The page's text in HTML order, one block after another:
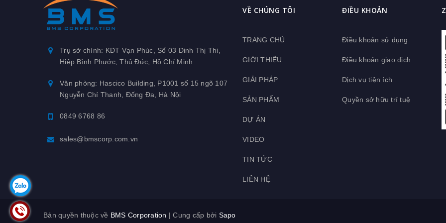
Trụ sở chính: KĐT Vạn Phúc, Số 03 Đinh Thị Thi,
Hiệp Bình Phước, Thủ Đức, Hồ Chí Minh
Văn phòng: Hascico Building, P1001 số 15 ngõ 107
Nguyễn Chí Thanh, Đống Đa, Hà Nội
0849 6768 86
sales@bmscorp.com.vn
VỀ CHÚNG TÔI
TRANG CHỦ
GIỚI THIỆU
GIẢI PHÁP
SẢN PHẨM
DỰ ÁN
VIDEO
TIN TỨC
LIÊN HỆ
ĐIỀU KHOẢN
Điều khoản sử dụng
Điều khoản giao dịch
Dịch vụ tiện ích
Quyền sở hữu trí tuệ
Bản quyền thuộc về BMS Corporation |Cung cấp bởi Sapo